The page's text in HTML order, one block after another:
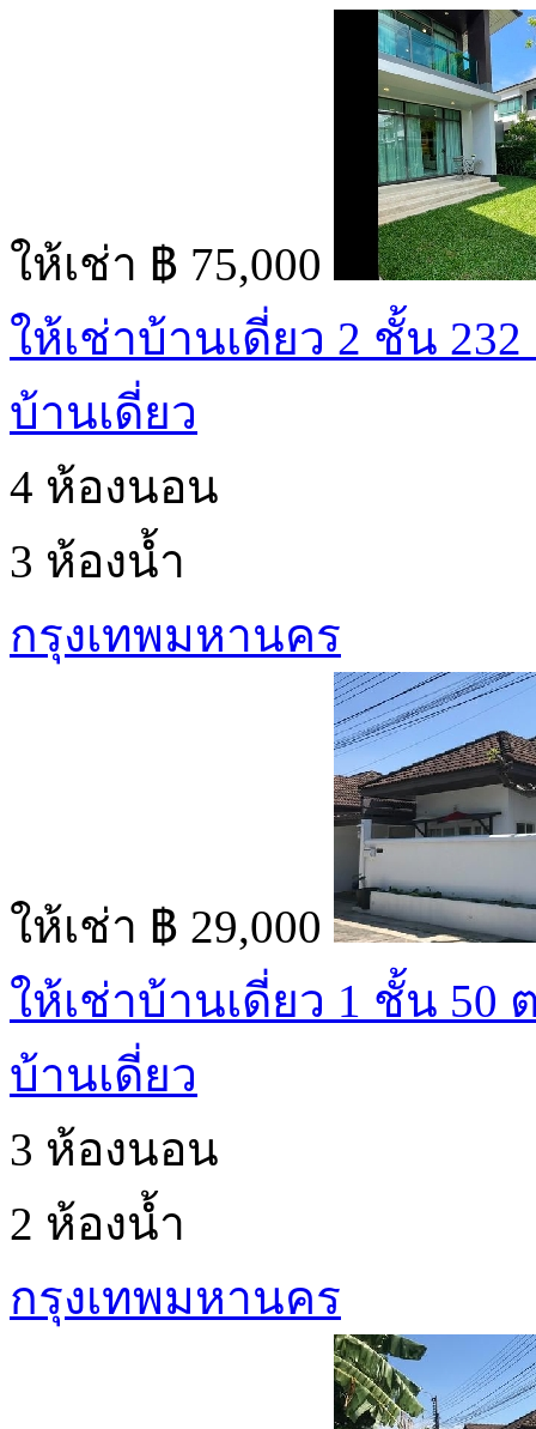
ให้เช่า ฿ 75,000
ให้เช่าบ้านเดี่ยว 2 ชั้น
บ้านเดี่ยว
4 ห้องนอน
3 ห้องน้ำ
กรุงเทพมหานคร
ให้เช่า ฿ 29,000
ให้เช่าบ้านเดี่ยว 1 ชั้น 50
บ้านเดี่ยว
3 ห้องนอน
2 ห้องน้ำ
กรุงเทพมหานคร